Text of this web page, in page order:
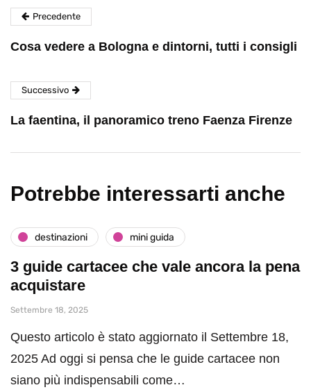
Precedente
Cosa vedere a Bologna e dintorni, tutti i consigli
Successivo
La faentina, il panoramico treno Faenza Firenze
Potrebbe interessarti anche
destinazioni mini guida
3 guide cartacee che vale ancora la pena
acquistare
Settembre 18, 2025
Questo articolo è stato aggiornato il Settembre 18,
2025 Ad oggi si pensa che le guide cartacee non
siano più indispensabili come…